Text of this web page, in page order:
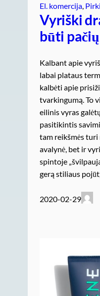
El. komercija,
Vyriški
būti
Kalbant apie
labai plataus
kalbėti apie
tvarkingumą. To
eilinis vyras
pasitikintis
tam reikšmės turi
avalynė, bet ir
spintoje
gerą stiliaus
2020-02-29